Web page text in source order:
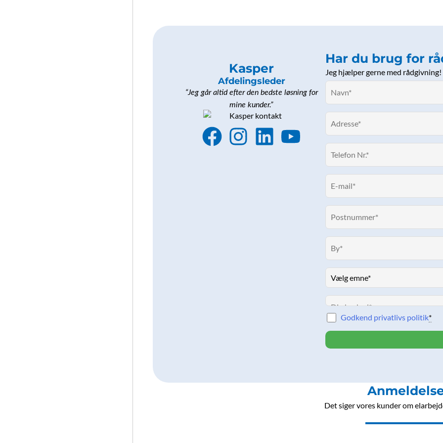
Kasper
Afdelingsleder
“Jeg går altid efter den bedste løsning for
mine kunder.”
F
a
I
n
L
i
Y
o
Har du brug for
Jeg hjælper gerne med rådgivning!
Godkend privatlivs politik*
Det siger vores kunder om